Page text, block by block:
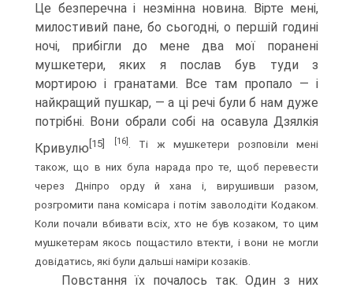
Це безперечна і незмінна новина. Вірте мені,
милостивий пане, бо сьогодні, о першій годині
ночі, прибігли до мене два мої поранені
мушкетери, яких я послав був туди з
мортирою і гранатами. Все там пропало — і
найкращий пушкар, — а ці речі були б нам дуже
потрібні. Вони обрали собі на осавула Дзялкія
Кривулю [15] [16]
. Ті ж мушкетери розповіли мені
також, що в них була нарада про те, щоб перевести
через Дніпро орду й хана і, вирушивши разом,
розгромити пана комісара і потім заволодіти Кодаком.
Коли почали вбивати всіх, хто не був козаком, то цим
мушкетерам якось пощастило втекти, і вони не могли
довідатись, які були дальші наміри козаків.
Повстання їх почалось так. Один з них